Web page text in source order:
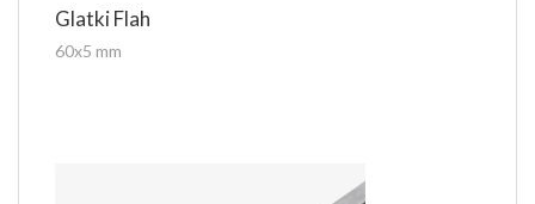
Glatki Flah
60x5 mm